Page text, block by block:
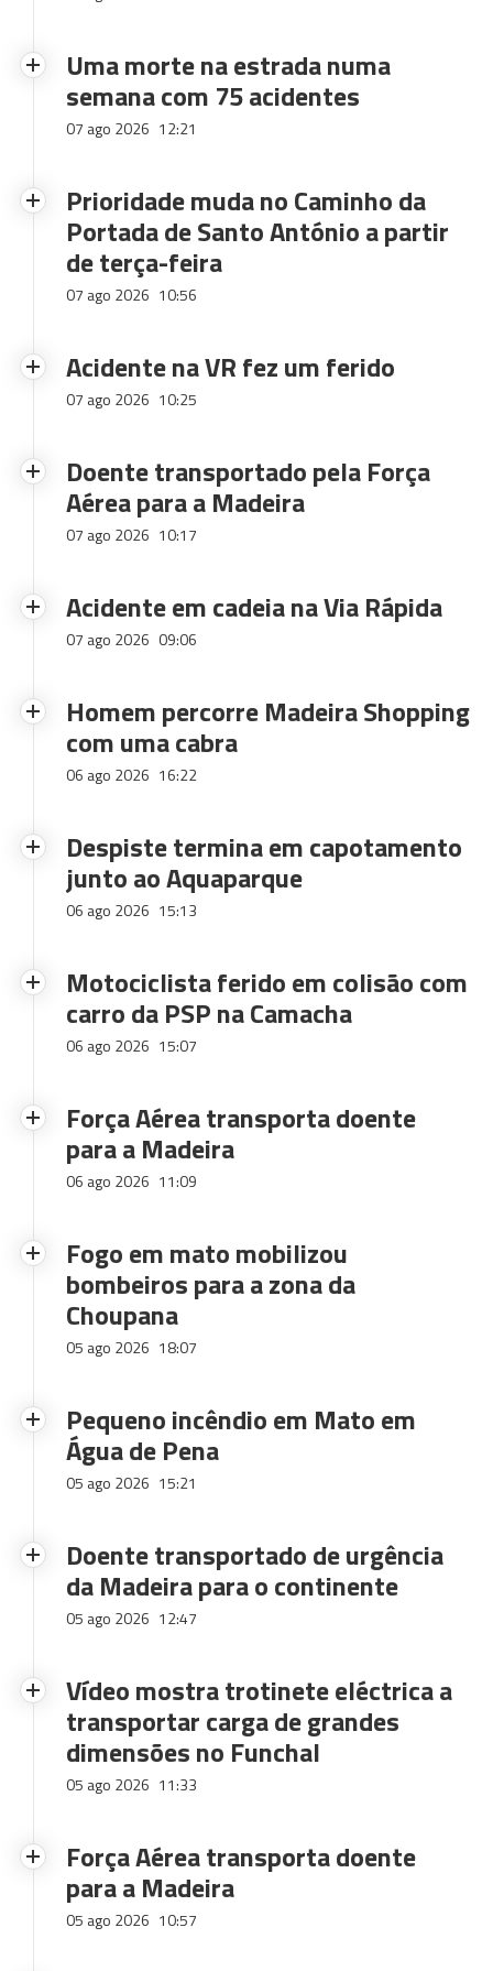
Uma morte na estrada numa
semana com 75 acidentes
07 ago 2026 12:21
Prioridade muda no Caminho da
Portada de Santo António a partir
de terça-feira
07 ago 2026 10:56
Acidente na VR fez um ferido
07 ago 2026 10:25
Doente transportado pela Força
Aérea para a Madeira
07 ago 2026 10:17
Acidente em cadeia na Via Rápida
07 ago 2026 09:06
Homem percorre Madeira Shopping
com uma cabra
06 ago 2026 16:22
Despiste termina em capotamento
junto ao Aquaparque
06 ago 2026 15:13
Motociclista ferido em colisão com
carro da PSP na Camacha
06 ago 2026 15:07
Força Aérea transporta doente
para a Madeira
06 ago 2026 11:09
Fogo em mato mobilizou
bombeiros para a zona da
Choupana
05 ago 2026 18:07
Pequeno incêndio em Mato em
Água de Pena
05 ago 2026 15:21
Doente transportado de urgência
da Madeira para o continente
05 ago 2026 12:47
Vídeo mostra trotinete eléctrica a
transportar carga de grandes
dimensões no Funchal
05 ago 2026 11:33
Força Aérea transporta doente
para a Madeira
05 ago 2026 10:57